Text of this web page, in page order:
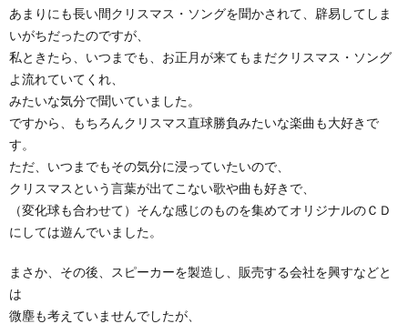
あまりにも長い間クリスマス・ソングを聞かされて、辟易してしま
いがちだったのですが、
私ときたら、いつまでも、お正月が来てもまだクリスマス・ソング
よ流れていてくれ、
みたいな気分で聞いていました。
ですから、もちろんクリスマス直球勝負みたいな楽曲も大好きで
す。
ただ、いつまでもその気分に浸っていたいので、
クリスマスという言葉が出てこない歌や曲も好きで、
（変化球も合わせて）そんな感じのものを集めてオリジナルのＣＤ
にしては遊んでいました。
まさか、その後、スピーカーを製造し、販売する会社を興すなどと
は
微塵も考えていませんでしたが、